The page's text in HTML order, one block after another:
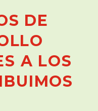
S DE
LLO
S A LOS
IBUIMOS